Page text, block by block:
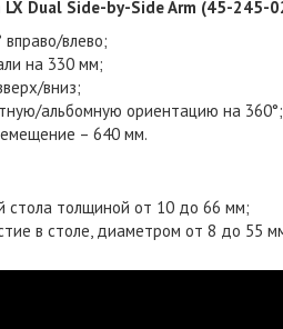
Dual Side-by-Side Arm (45-245-
влево;
на 330 мм;
вниз;
альбомную ориентацию на 360°;
– 640 мм.
стола толщиной от 10 до 66 мм;
в столе, диаметром от 8 до 55